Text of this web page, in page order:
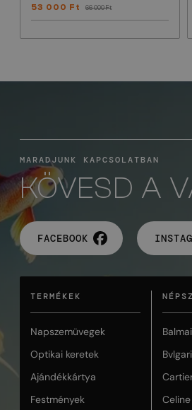
53 000 Ft 66 000 Ft
MARADJUNK KAPCSOLATBAN
KÖVESD A
FACEBOOK
TERMÉKEK
Napszemüvegek
Optikai keretek
Ajándékkártya
Festmények
Bvlgari
Celine